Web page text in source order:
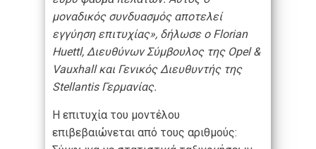
μοναδικός συνδυασμός αποτελεί
εγγύηση επιτυχίας», δήλωσε ο Florian
Huettl, Διευθύνων Σύμβουλος της Opel &
Vauxhall και Γενικός Διευθυντής της
Stellantis Γερμανίας.
Η επιτυχία του μοντέλου
επιβεβαιώνεται από τους αριθμούς: